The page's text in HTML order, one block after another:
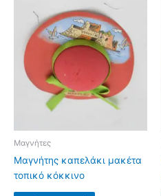
Μαγνήτες
Μαγνήτης καπελάκι μακέτα
τοπικό κόκκινο